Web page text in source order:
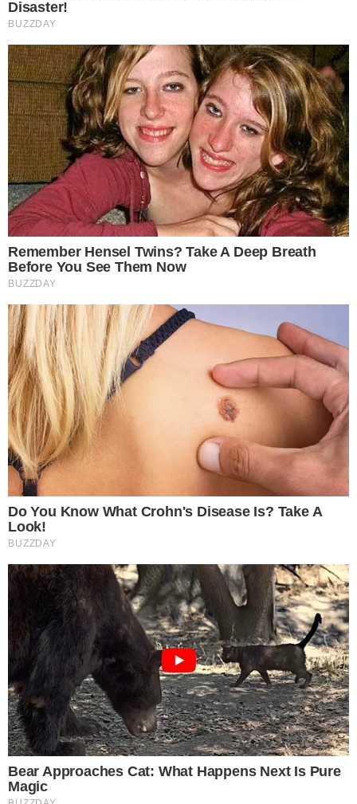
กระทะที่เป็นเนื้อทองแดงก็อาจเกิดคราบไหม้ของการทำอาหารได้
เพียงใช้ซอสมะเขือเทศทาให้ทั่วกระทะและรอยไหม้ ทิ้งไว้อ ย่ า ง
น้อยก 10 นาที กรดเปรี้ยวจากมะเขือเทศจะช่วยกัดกร่อนคราบไหม้
ให้หลุดออกได้
3 เบกกิ้งโซดา น้ำส้มสายชู
เบกกิ้งโซดามีความสามารถในการกัดกร่อนคราบสะสม เพียงใช้เบ
กกิ้งโซดา 1 ถ้วย ผสมกับ น้ำส้มสายชูทั่วไปผสมให้เป็นเนื้อครีม แล้ว
ใช้ป้ายไปที่คราบไหม้ทั้งด้านในและด้านนอกกระทะ ทิ้งเอาไว้ข้าม
วัน แล้วนำมาเริ่มลงมือขัดด้วยการผสมส่วนผสมเดิมในอัตราส่วนที่
น้อยลงประมาณ เบกกิ้งโซดา 3 ช้อนโต๊ะกับน้ำส้มสายชู 2 ช้อนโต๊ะ
แล้วเริ่มขัดกระทะ รับรองว่าคราบที่เคยเกาะแน่นจะหลุดออกได้ง่าย
ยิ่งขึ้น สามารถทำซ้ำกันด้วยวิธีเดียวกันนี้ หรือวิธีอื่นๆก็ได้